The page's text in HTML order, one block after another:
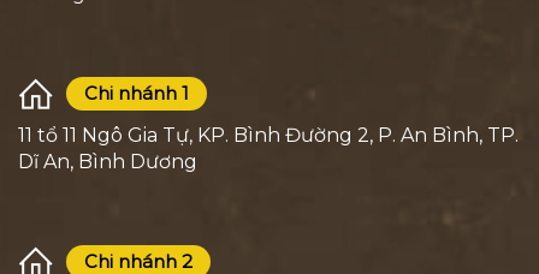
Chi nhánh 1
11 tổ 11 Ngô Gia Tự, KP. Bình Đường 2, P. An Bình, TP.
Dĩ An, Bình Dương
Chi nhánh 2